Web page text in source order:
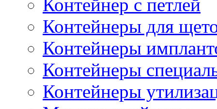
Контейнер с петлей
Контейнеры для
Контейнеры
Контейнеры
Контейнеры